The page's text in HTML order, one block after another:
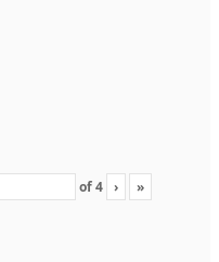
of4 › »